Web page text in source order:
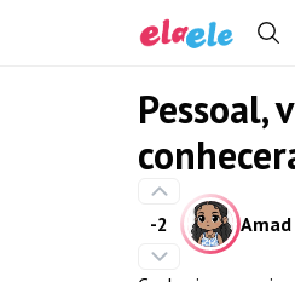
Pessoal,
-2 Amad